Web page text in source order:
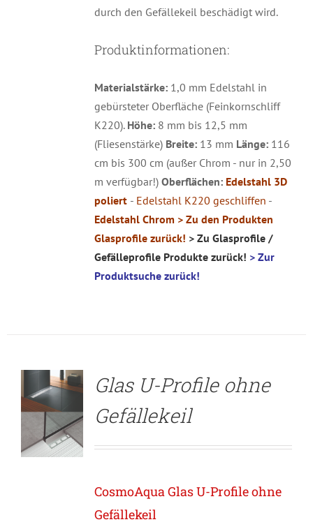
durch den Gefällekeil beschädigt wird.
Produktinformationen:
Materialstärke:1,0 mm Edelstahl in
gebürsteter Oberfläche (Feinkornschliff
K220). Höhe:8 mm bis 12,5 mm
(Fliesenstärke) Breite:13 mm Länge:116
cm bis 300 cm (außer Chrom - nur in 2,50
m verfügbar!) Oberflächen: Edelstahl 3D
poliert - Edelstahl K220 geschliffen -
Edelstahl Chrom > Zu den Produkten
Glasprofile zurück! > Zu Glasprofile /
Gefälleprofile Produkte zurück! > Zur
Produktsuche zurück!
Glas U-Profile ohne
Gefällekeil
CosmoAqua Glas U-Profile ohne
Gefällekeil